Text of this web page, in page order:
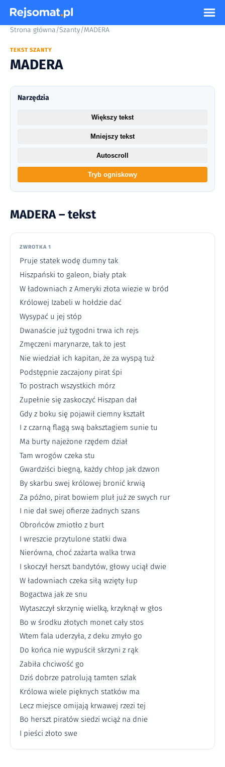
Strona główna/Szanty/MADERA
TEKST SZANTY
MADERA
MADERA – tekst
ZWROTKA 1
Pruje statek wodę dumny tak
Hiszpański to galeon, biały ptak
W ładowniach z Ameryki złota wiezie w bród
Królowej Izabeli w hołdzie dać
Wysypać u jej stóp
Dwanaście już tygodni trwa ich rejs
Zmęczeni marynarze, tak to jest
Nie wiedział ich kapitan, że za wyspą tuż
Podstępnie zaczajony pirat śpi
To postrach wszystkich mórz
Zupełnie się zaskoczyć Hiszpan dał
Gdy z boku się pojawił ciemny kształt
I z czarną flagą swą baksztagiem sunie tu
Ma burty najeżone rzędem dział
Tam wrogów czeka stu
Gwardziści biegną, każdy chłop jak dzwon
By skarbu swej królowej bronić krwią
Za późno, pirat bowiem pluł już ze swych rur
I nie dał swej ofierze żadnych szans
Obrońców zmiotło z burt
I wreszcie przytulone statki dwa
Nierówna, choć zażarta walka trwa
I skoczył herszt bandytów, głowy uciął dwie
W ładowniach czeka siłą wzięty łup
Bogactwa jak ze snu
Wytaszczył skrzynię wielką, krzyknął w głos
Bo w środku złotych monet cały stos
Wtem fala uderzyła, z deku zmyło go
Do końca nie wypuścił skrzyni z rąk
Zabiła chciwość go
Dziś dobrze patrolują tamten szlak
Królowa wiele pięknych statków ma
Lecz miejsce omijają krwawej rzezi tej
Bo herszt piratów siedzi wciąż na dnie
I pieści złoto swe
Narzędzia
Większy tekst
Mniejszy tekst
Autoscroll
Tryb ogniskowy